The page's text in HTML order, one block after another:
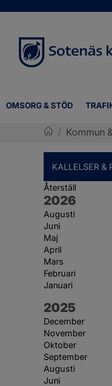
OMSORG & STÖD
/ Kommun
KALLELSER &
Återställ
År:
2026
Augusti
Juni
Maj
April
Mars
Februari
Januari
År:
2025
December
November
Oktober
September
Augusti
Juni